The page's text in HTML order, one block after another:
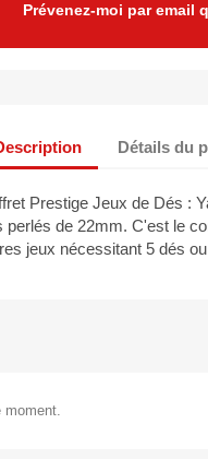
Prévenez-moi par email
Détails du
Prestige Jeux de Dés :
perlés de 22mm. C'est le
jeux nécessitant 5 dés
moment.